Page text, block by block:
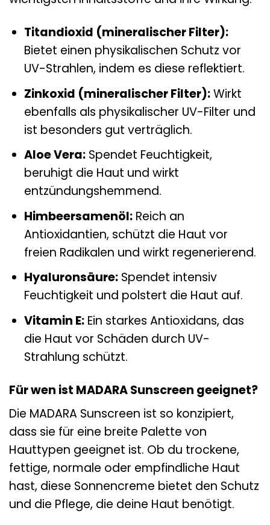
Titandioxid (mineralischer Filter):
Bietet einen physikalischen Schutz vor
UV-Strahlen, indem es diese reflektiert.
Zinkoxid (mineralischer Filter):Wirkt
ebenfalls als physikalischer UV-Filter und
ist besonders gut verträglich.
Aloe Vera:Spendet Feuchtigkeit,
beruhigt die Haut und wirkt
entzündungshemmend.
Himbeersamenöl:Reich an
Antioxidantien, schützt die Haut vor
freien Radikalen und wirkt regenerierend.
Hyaluronsäure:Spendet intensiv
Feuchtigkeit und polstert die Haut auf.
Vitamin E:Ein starkes Antioxidans, das
die Haut vor Schäden durch UV-
Strahlung schützt.
Für wen ist MADARA Sunscreen geeignet?
Die MADARA Sunscreen ist so konzipiert,
dass sie für eine breite Palette von
Hauttypen geeignet ist. Ob du trockene,
fettige, normale oder empfindliche Haut
hast, diese Sonnencreme bietet den Schutz
und die Pflege, die deine Haut benötigt.